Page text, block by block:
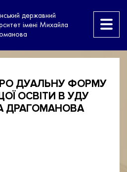
державний
імені Михайла
ДУАЛЬНУ ФОРМУ
ОСВІТИ В УДУ
ДРАГОМАНОВА